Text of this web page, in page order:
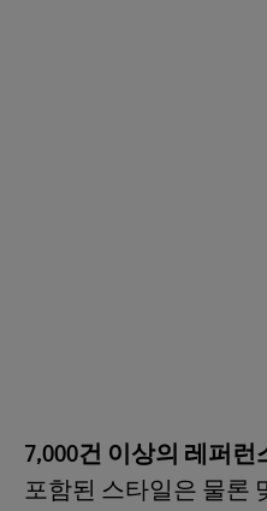
7,000건 이상의 레퍼런
포함된 스타일은 물론